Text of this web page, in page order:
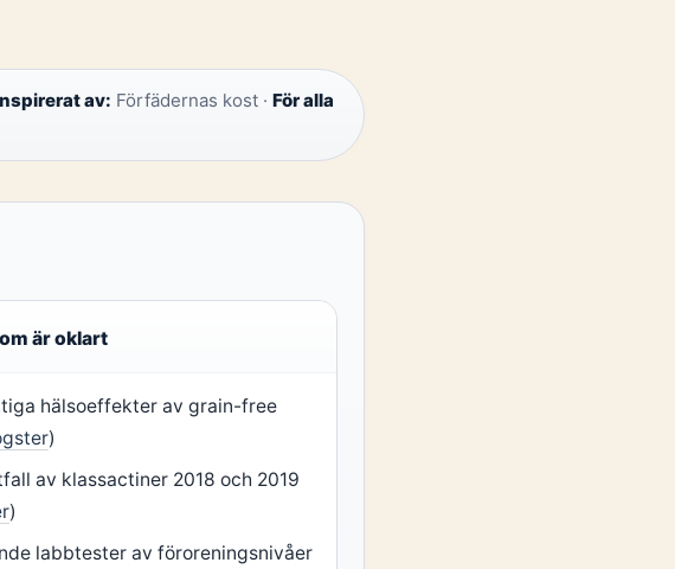
av: Förfädernas kost · För alla
är oklart
hälsoeffekter av grain-free
)
av klassactiner 2018 och 2019
)
labbtester av föroreningsnivåer